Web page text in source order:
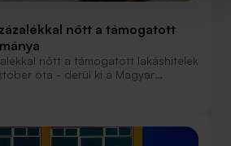
nőtt a támogatott
nőtt a támogatott lakáshitelek
óta - derül ki a Magyar
statisztikából. A jelentős
dinamikus bővülése is.